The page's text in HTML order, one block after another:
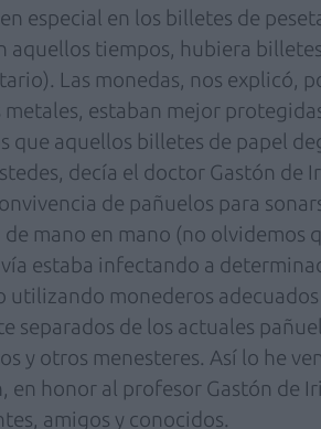
especial en los billetes de
aquellos tiempos, hubiera
Las monedas, nos explicó,
metales, estaban mejor
que aquellos billetes de papel
decía el doctor Gastón de
de pañuelos para
mano en mano (no olvidemos
estaba infectando a
utilizando monederos
separados de los actuales
y otros menesteres. Así lo he
en honor al profesor Gastón de
amigos y conocidos.